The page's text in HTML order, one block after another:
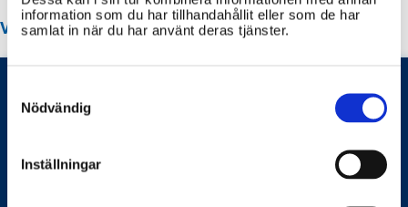
information som du har tillhandahållit eller som de har
samlat in när du har använt deras tjänster.
Selection
Nödvändig
Inställningar
VANLIGA FRÅGOR OM LAHOLM KOMMUN
Hur ansöker jag om parkeringstillstånd för
enbart på information från laholm.se?